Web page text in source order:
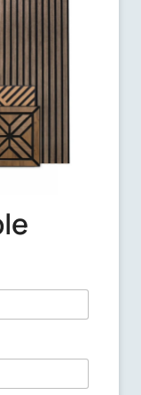
3
the